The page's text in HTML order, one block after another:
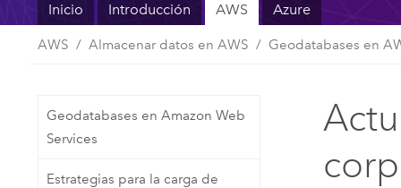
Inicio Introducción AWS Azure
AWS Almacenar datos en AWS Geodatabases en
Geodatabases en Amazon Web
Services
Estrategias para la carga de